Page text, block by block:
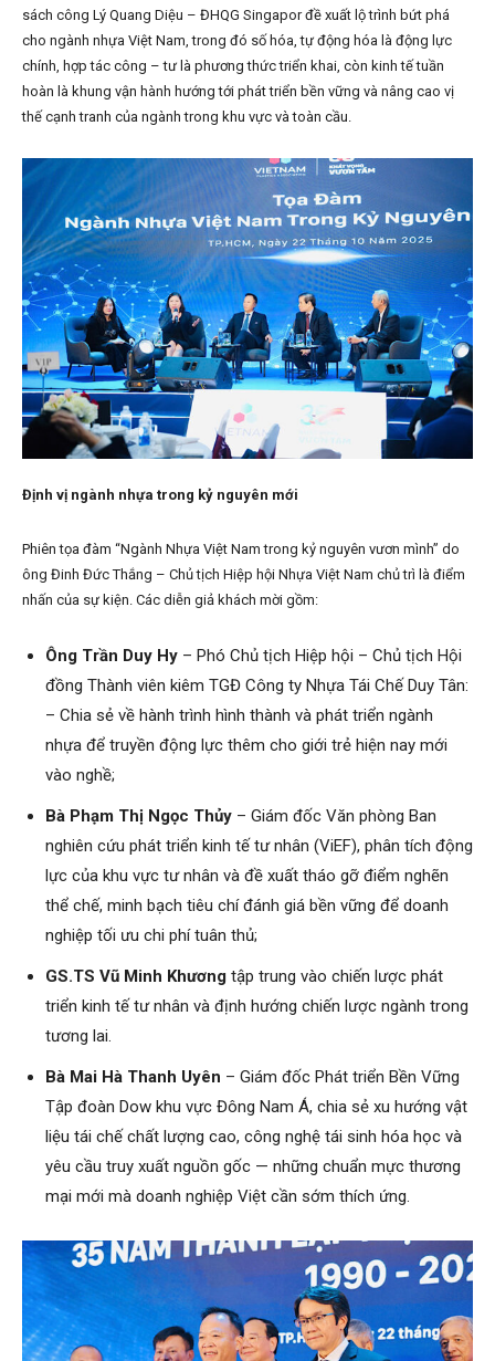
sách công Lý Quang Diệu – ĐHQG Singapor đề xuất lộ trình bứt phá
cho ngành nhựa Việt Nam, trong đó số hóa, tự động hóa là động lực
chính, hợp tác công – tư là phương thức triển khai, còn kinh tế tuần
hoàn là khung vận hành hướng tới phát triển bền vững và nâng cao vị
thế cạnh tranh của ngành trong khu vực và toàn cầu.
Định vị ngành nhựa trong kỷ nguyên mới
Phiên tọa đàm “Ngành Nhựa Việt Nam trong kỷ nguyên vươn mình” do
ông Đinh Đức Thắng – Chủ tịch Hiệp hội Nhựa Việt Nam chủ trì là điểm
nhấn của sự kiện. Các diễn giả khách mời gồm:
Ông Trần Duy Hy – Phó Chủ tịch Hiệp hội – Chủ tịch Hội
đồng Thành viên kiêm TGĐ Công ty Nhựa Tái Chế Duy Tân:
– Chia sẻ về hành trình hình thành và phát triển ngành
nhựa để truyền động lực thêm cho giới trẻ hiện nay mới
vào nghề;
Bà Phạm Thị Ngọc Thủy – Giám đốc Văn phòng Ban
nghiên cứu phát triển kinh tế tư nhân (ViEF), phân tích động
lực của khu vực tư nhân và đề xuất tháo gỡ điểm nghẽn
thể chế, minh bạch tiêu chí đánh giá bền vững để doanh
nghiệp tối ưu chi phí tuân thủ;
GS.TS Vũ Minh Khương tập trung vào chiến lược phát
triển kinh tế tư nhân và định hướng chiến lược ngành trong
tương lai.
Bà Mai Hà Thanh Uyên – Giám đốc Phát triển Bền Vững
Tập đoàn Dow khu vực Đông Nam Á, chia sẻ xu hướng vật
liệu tái chế chất lượng cao, công nghệ tái sinh hóa học và
yêu cầu truy xuất nguồn gốc — những chuẩn mực thương
mại mới mà doanh nghiệp Việt cần sớm thích ứng.